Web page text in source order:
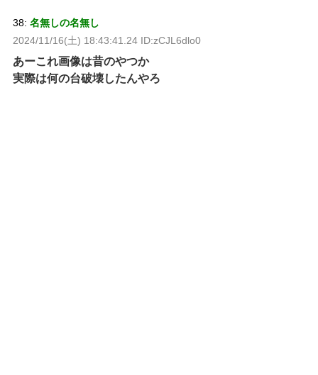
38: 名無しの名無し
2024/11/16(土) 18:43:41.24 ID:zCJL6dlo0
あーこれ画像は昔のやつか
実際は何の台破壊したんやろ